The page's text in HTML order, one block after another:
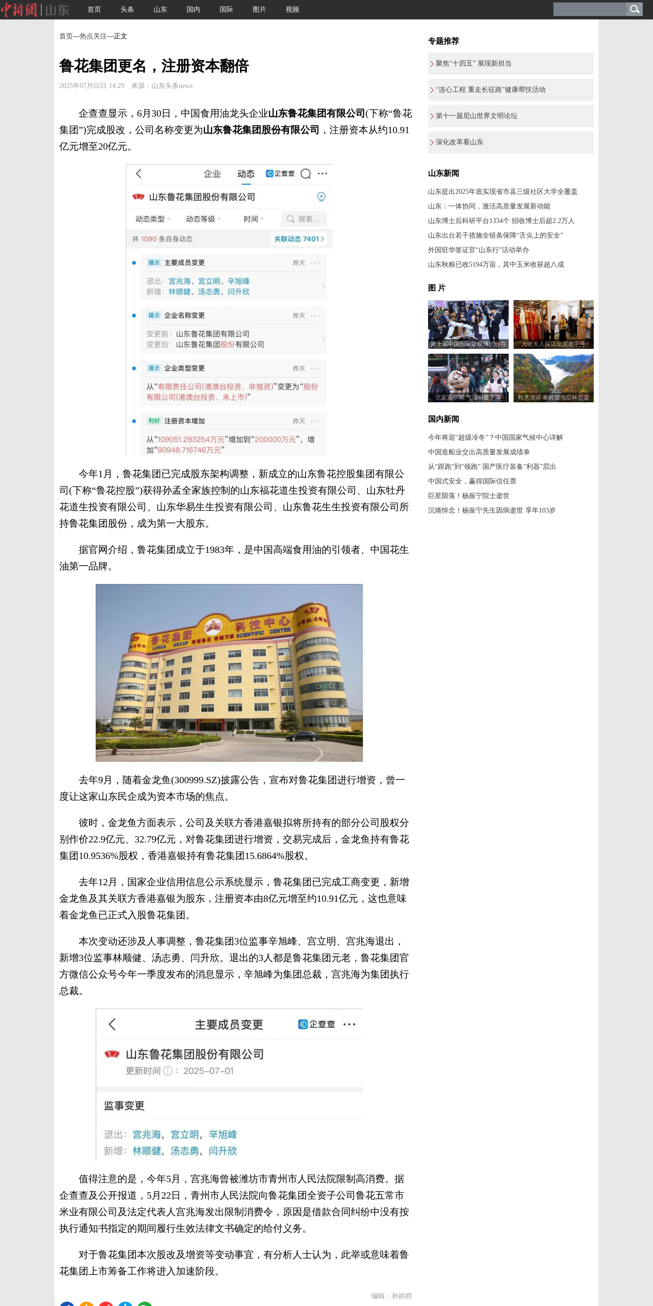
首页 头条 山东 国内 国际 图片 视频
首页—热点关注—正文
鲁花集团更名，注册资本翻倍
2025年07月02日 14:29 来源：山东头条news
企查查显示，6月30日，中国食用油龙头企业山东鲁花集团有限公司 (下称“鲁花
集团”)完成股改，公司名称变更为山东鲁花集团股份有限公司
，注册资本从约10.91
亿元增至20亿元。
今年1月，鲁花集团已完成股东架构调整，新成立的山东鲁花控股集团有限公
司(下称“鲁花控股”)获得孙孟全家族控制的山东福花道生投资有限公司、山东牡丹
花道生投资有限公司、山东华易生生投资有限公司、山东鲁花生生投资有限公司所
持鲁花集团股份，成为第一大股东。
据官网介绍，鲁花集团成立于1983年，是中国高端食用油的引领者、中国花生
油第一品牌。
去年9月，随着金龙鱼(300999.SZ)披露公告，宣布对鲁花集团进行增资，曾一
度让这家山东民企成为资本市场的焦点。
彼时，金龙鱼方面表示，公司及关联方香港嘉银拟将所持有的部分公司股权分
别作价22.9亿元、32.79亿元，对鲁花集团进行增资，交易完成后，金龙鱼持有鲁花
集团10.9536%股权，香港嘉银持有鲁花集团15.6864%股权。
去年12月，国家企业信用信息公示系统显示，鲁花集团已完成工商变更，新增
金龙鱼及其关联方香港嘉银为股东，注册资本由8亿元增至约10.91亿元，这也意味
着金龙鱼已正式入股鲁花集团。
本次变动还涉及人事调整，鲁花集团3位监事辛旭峰、宫立明、宫兆海退出，
新增3位监事林顺健、汤志勇、闫升欣。退出的3人都是鲁花集团元老，鲁花集团官
方微信公众号今年一季度发布的消息显示，辛旭峰为集团总裁，宫兆海为集团执行
总裁。
值得注意的是，今年5月，宫兆海曾被潍坊市青州市人民法院限制高消费。据
企查查及公开报道，5月22日，青州市人民法院向鲁花集团全资子公司鲁花五常市
米业有限公司及法定代表人宫兆海发出限制消费令，原因是借款合同纠纷中没有按
执行通知书指定的期间履行生效法律文书确定的给付义务。
对于鲁花集团本次股改及增资等变动事宜，有分析人士认为，此举或意味着鲁
花集团上市筹备工作将进入加速阶段。
编辑：孙婷婷
专题推荐
聚焦“十四五” 展现新担当
“连心工程 重走长征路”健康帮扶活动
第十一届尼山世界文明论坛
深化改革看山东
山东新闻
山东提出2025年底实现省市县三级社区大学全覆盖
山东：一体协同，激活高质量发展新动能
山东博士后科研平台1334个 招收博士后超2.2万人
山东出台若干措施全链条保障“舌尖上的安全”
外国驻华签证官“山东行”活动举办
山东秋粮已收5194万亩，其中玉米收获超八成
图 片
第十届中国国际版权博览会在
山东青岛开幕
大使夫人探店北京老字号
北京遇寒潮 气温明显下降 秋意渐浓 秦岭腹地层林尽染
国内新闻
今年将迎“超级冷冬”？中国国家气候中心详解
中国造船业交出高质量发展成绩单
从“跟跑”到“领跑” 国产医疗装备“利器”层出
中国式安全，赢得国际信任票
巨星陨落！杨振宁院士逝世
沉痛悼念！杨振宁先生因病逝世 享年103岁